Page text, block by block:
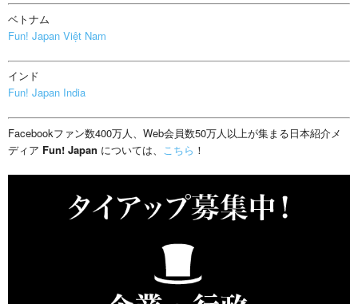
ベトナム
Fun! Japan Việt Nam
インド
Fun! Japan India
Facebookファン数400万人、Web会員数50万人以上が集まる日本紹介メ
ディア Fun! Japan については、 こちら ！